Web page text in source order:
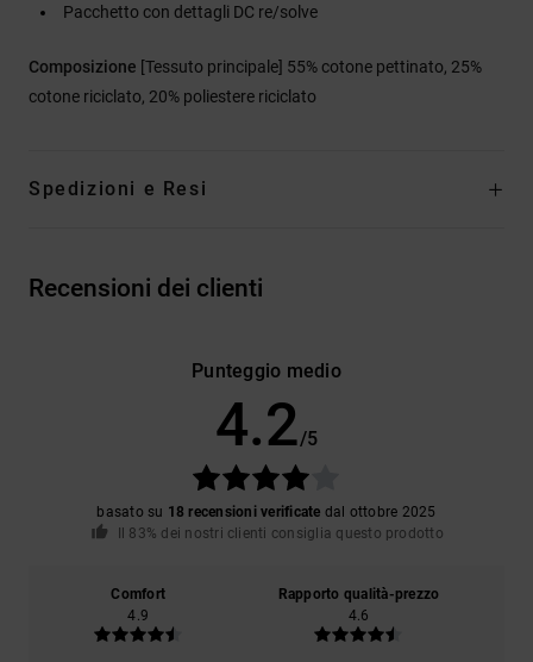
Pacchetto con dettagli DC re/solve
Composizione [Tessuto principale] 55% cotone pettinato, 25%
cotone riciclato, 20% poliestere riciclato
Spedizioni e Resi
Recensioni dei clienti
Punteggio medio
4.2/5
basato su 18 recensioni verificate dal ottobre 2025
Il 83% dei nostri clienti consiglia questo prodotto
Comfort
4.9
Rapporto qualità-prezzo
4.6